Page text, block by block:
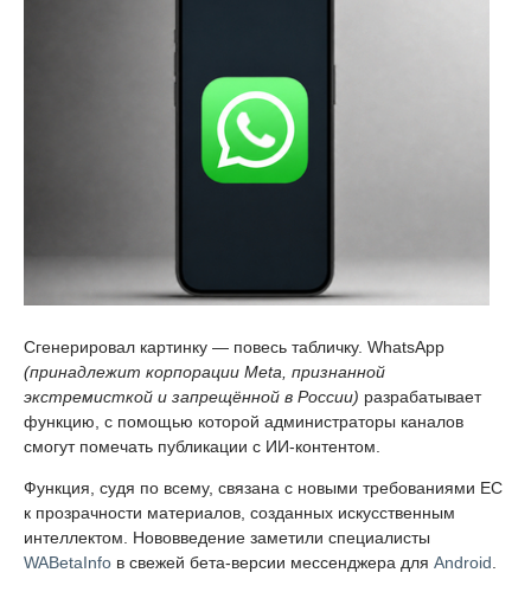
Сгенерировал картинку — повесь табличку. WhatsApp
(принадлежит корпорации Meta, признанной
экстремисткой и запрещённой в России) разрабатывает
функцию, с помощью которой администраторы каналов
смогут помечать публикации с ИИ-контентом.
Функция, судя по всему, связана с новыми требованиями ЕС
к прозрачности материалов, созданных искусственным
интеллектом. Нововведение заметили специалисты
WABetaInfo в свежей бета-версии мессенджера для Android